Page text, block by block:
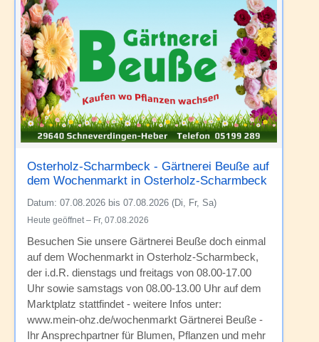
Osterholz-Scharmbeck - Gärtnerei Beuße auf
dem Wochenmarkt in Osterholz-Scharmbeck
Datum: 07.08.2026 bis 07.08.2026 (Di, Fr, Sa)
Heute geöffnet – Fr, 07.08.2026
Besuchen Sie unsere Gärtnerei Beuße doch einmal
auf dem Wochenmarkt in Osterholz-Scharmbeck,
der i.d.R. dienstags und freitags von 08.00-17.00
Uhr sowie samstags von 08.00-13.00 Uhr auf dem
Marktplatz stattfindet - weitere Infos unter:
www.mein-ohz.de/wochenmarkt Gärtnerei Beuße -
Ihr Ansprechpartner für Blumen, Pflanzen und mehr